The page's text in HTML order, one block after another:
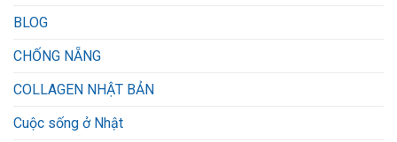
BLOG
CHỐNG NẴNG
COLLAGEN NHẬT BẢN
Cuộc sống ở Nhật